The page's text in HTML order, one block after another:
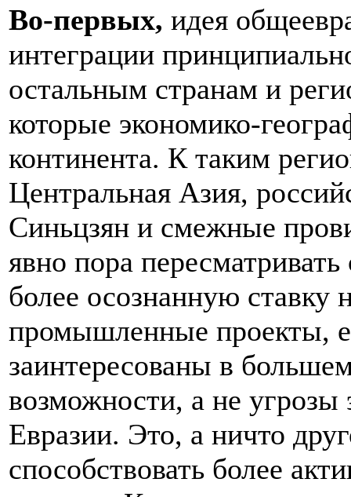
Во-первых, идея
интеграции
остальным странам и
которые экономико-
континента. К таким
Центральная Азия,
Синьцзян и смежные
явно пора
более осознанную ставку
промышленные проекты,
заинтересованы в
возможности, а не
Евразии. Это, а ничто
способствовать более